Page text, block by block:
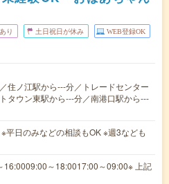
り 土日祝日が休み WEB登録OK
住ノ江駅から---分／トレードセンター
タウン東駅から---分／南港口駅から---
平日のみなどの相談もOK ※週3なども
16:0009:00～18:0017:00～09:00※ 上記